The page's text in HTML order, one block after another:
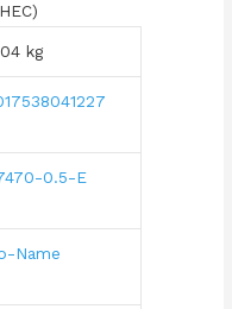
kg
0.5-E
Name